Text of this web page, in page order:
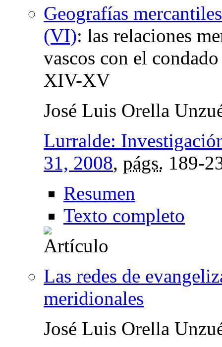
Geografías
(VI): las relaciones
vascos con el
XIV-XV
José Luis Orella
Lurralde:
31, 2008, págs. 189-
Resumen
Texto completo
Las redes de
meridionales
José Luis Orella